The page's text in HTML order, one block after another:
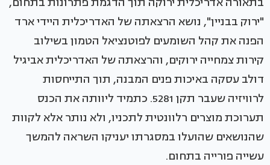
"ירוק בבניין", נושא הרצאתה של האדריכלית היידי ארד
הפנה את קהל השומעים לפוטנציאל הטמון בשילוב
קירות צמחייה ירוקים, והרצאתה של האדריכלית אביגיל
דולב עסקה באיכות פנים המבנה, תוך התייחסות
לרוויזיה שעבר תקן 5281. כתמיד ליוותה את הכנס
תערוכת מוצרים רלוונטית לתכניו, ולא נותר אלא לקוות
שהנושאים שהועלו במסגרתו יעניקו השראה להמשך
עשייה פורייה בתחום.